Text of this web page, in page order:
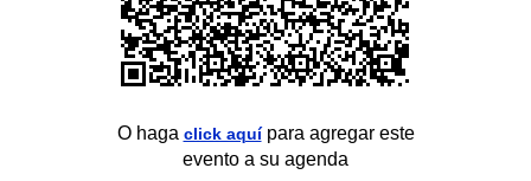
O haga click aquípara agregar este
evento a su agenda